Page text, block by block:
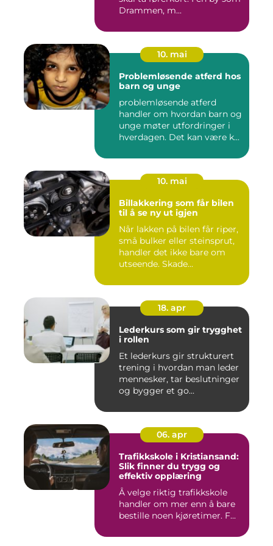
Drammen, m...
10. mai
Problemløsende atferd hos
barn og unge
problemløsende atferd
handler om hvordan barn og
unge møter utfordringer i
hverdagen. Det kan være k...
10. mai
Billakkering som får bilen
til å se ny ut igjen
Når lakken på bilen får riper,
små bulker eller steinsprut,
handler det ikke bare om
utseende. Skade...
18. apr
Lederkurs som gir trygghet
i rollen
Et lederkurs gir strukturert
trening i hvordan man leder
mennesker, tar beslutninger
og bygger et go...
06. apr
Trafikkskole i Kristiansand:
Slik finner du trygg og
effektiv opplæring
Å velge riktig trafikkskole
handler om mer enn å bare
bestille noen kjøretimer. F...